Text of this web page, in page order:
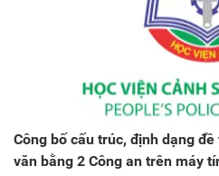
Công bố cấu trúc, định dạng
văn bằng 2 Công an trên máy